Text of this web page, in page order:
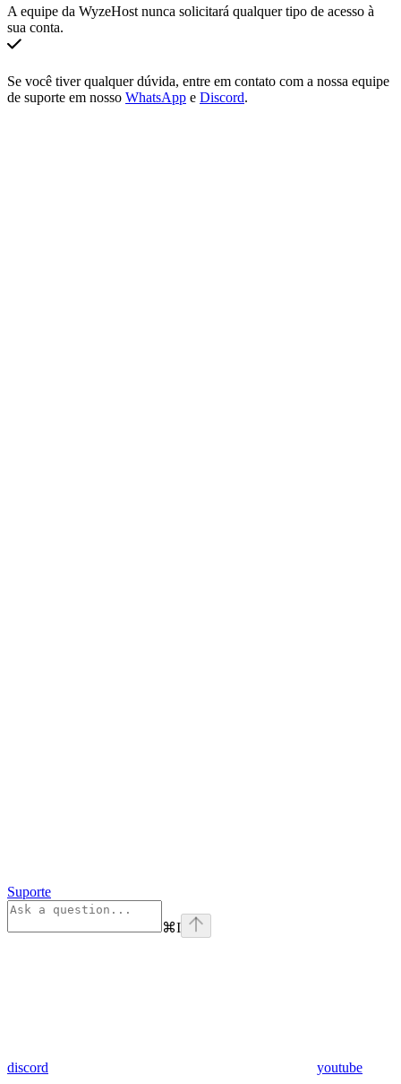
A equipe da WyzeHost nunca solicitará qualquer tipo de acesso à
sua conta.
Se você tiver qualquer dúvida, entre em contato com a nossa equipe
de suporte em nosso WhatsApp e Discord.
Suporte
⌘I
discord youtube